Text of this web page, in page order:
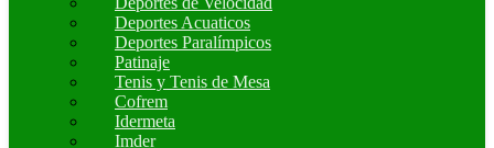
Deportes Acuaticos
Deportes Paralímpicos
Patinaje
Tenis y Tenis de Mesa
Cofrem
Idermeta
Imder